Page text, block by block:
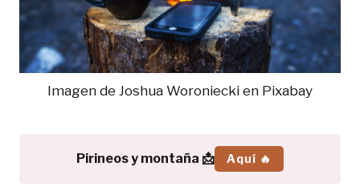
Imagen de Joshua Woroniecki en Pixabay
Pirineos y montaña 📩 Aquí 🔥